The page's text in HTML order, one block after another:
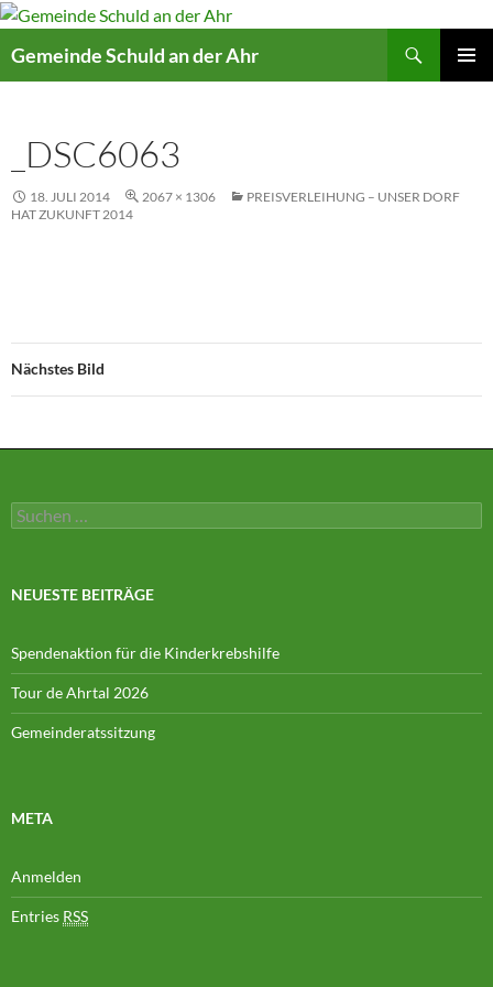
Gemeinde Schuld an der Ahr
_DSC6063
18. JULI 2014 2067 × 1306
PREISVERLEIHUNG – UNSER DORF
HAT ZUKUNFT 2014
Nächstes Bild
Suchen
nach:
NEUESTE BEITRÄGE
Spendenaktion für die Kinderkrebshilfe
Tour de Ahrtal 2026
Gemeinderatssitzung
META
Anmelden
Entries RSS